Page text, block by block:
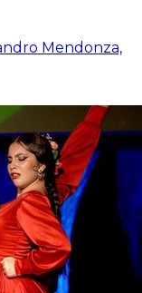
Mendonza,